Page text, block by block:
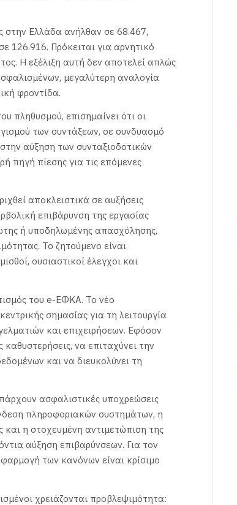
στην Ελλάδα ανήλθαν σε 68.467,
126.916. Πρόκειται για αρνητικό
Η εξέλιξη αυτή δεν αποτελεί απλώς
μεγαλύτερη αναλογία
φροντίδα.
πληθυσμού, επισημαίνει ότι οι
των συντάξεων, σε συνδυασμό
αύξηση των συνταξιοδοτικών
πηγή πίεσης για τις επόμενες
αποκλειστικά σε αυξήσεις
επιβάρυνση της εργασίας
ή υποδηλωμένης απασχόλησης,
Το ζητούμενο είναι
ουσιαστικοί έλεγχοι και
του e-ΕΦΚΑ. Το νέο
σημασίας για τη λειτουργία
και επιχειρήσεων. Εφόσον
να επιταχύνει την
και να διευκολύνει τη
ασφαλιστικές υποχρεώσεις
πληροφοριακών συστημάτων, η
η στοχευμένη αντιμετώπιση της
αύξηση επιβαρύνσεων. Για τον
των κανόνων είναι κρίσιμο
χρειάζονται προβλεψιμότητα: